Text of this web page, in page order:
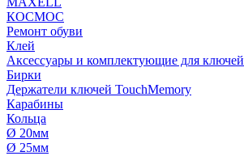
КОСМОС
Ремонт обуви
Клей
Аксессуары и комплектующие для ключей
Бирки
Держатели ключей TouchMemory
Карабины
Кольца
Ø 20мм
Ø 25мм